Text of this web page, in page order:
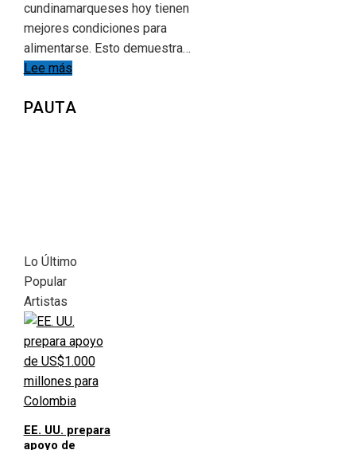
cundinamarqueses hoy tienen
mejores condiciones para
alimentarse. Esto demuestra…
Lee más
PAUTA
Lo Último
Popular
Artistas
EE. UU. prepara
apoyo de